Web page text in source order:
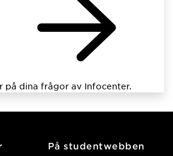
på dina frågor av Infocenter.
På studentwebben